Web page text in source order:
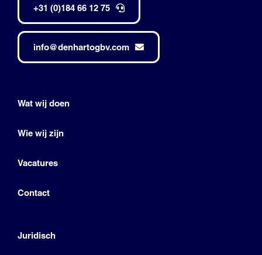
+31 (0)184 66 12 75
info@denhartogbv.com
Wat wij doen
Wie wij zijn
Vacatures
Contact
Juridisch